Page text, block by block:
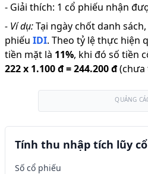
- Giải thích: 1 cổ phiếu nhận
- Ví dụ:Tại ngày chốt danh
phiếu IDI. Theo tỷ lệ thực hiện
tiền mặt là 11%, khi đó số tiền
222x 1.100 đ=244.200 đ(chưa
QUẢNG
Tính thu nhập tích lũy
Số cổ phiếu